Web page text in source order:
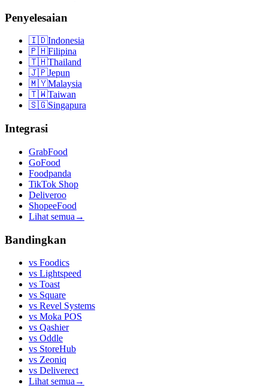
Penyelesaian
🇮🇩Indonesia
🇵🇭Filipina
🇹🇭Thailand
🇯🇵Jepun
🇲🇾Malaysia
🇹🇼Taiwan
🇸🇬Singapura
Integrasi
GrabFood
GoFood
Foodpanda
TikTok Shop
Deliveroo
ShopeeFood
Lihat semua →
Bandingkan
vs Foodics
vs Lightspeed
vs Toast
vs Square
vs Revel Systems
vs Moka POS
vs Qashier
vs Oddle
vs StoreHub
vs Zeoniq
vs Deliverect
Lihat semua →